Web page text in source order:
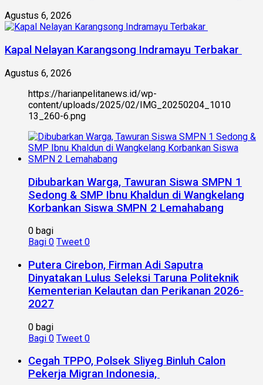
Agustus 6, 2026
Kapal Nelayan Karangsong Indramayu Terbakar
Agustus 6, 2026
https://harianpelitanews.id/wp-
content/uploads/2025/02/IMG_20250204_1010
13_260-6.png
Dibubarkan Warga, Tawuran Siswa SMPN 1
Sedong & SMP Ibnu Khaldun di Wangkelang
Korbankan Siswa SMPN 2 Lemahabang
0 bagi
Bagi 0 Tweet 0
Putera Cirebon, Firman Adi Saputra
Dinyatakan Lulus Seleksi Taruna Politeknik
Kementerian Kelautan dan Perikanan 2026-
2027
0 bagi
Bagi 0 Tweet 0
Cegah TPPO, Polsek Sliyeg Binluh Calon
Pekerja Migran Indonesia,